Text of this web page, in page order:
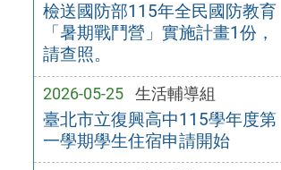
檢送國防部115年全民國防教育
「暑期戰鬥營」實施計畫1份，
請查照。
2026-05-25 生活輔導組
臺北市立復興高中115學年度第
一學期學生住宿申請開始